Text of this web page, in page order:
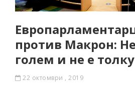
против Макрон:
голем и не е
22 октомври , 2019